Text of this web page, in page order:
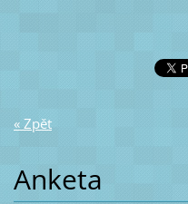
« Zpět
Anketa